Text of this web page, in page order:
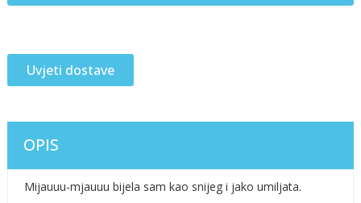
Uvjeti dostave
OPIS
Mijauuu-mjauuu bijela sam kao snijeg i jako umiljata.